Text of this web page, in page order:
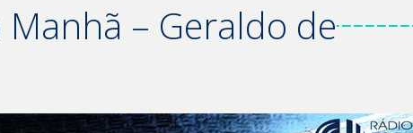
Manhã – Geraldo de